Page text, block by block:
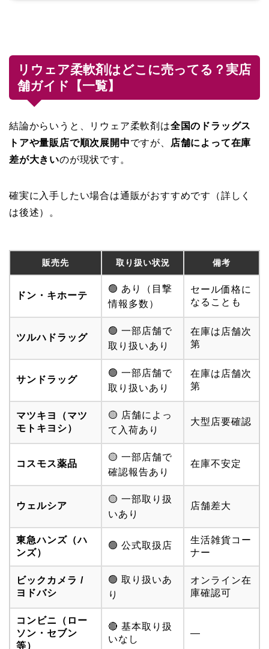
リウェア柔軟剤はどこに売ってる？実店
舗ガイド【一覧】
結論からいうと、リウェア柔軟剤は全国のドラッグス
トアや量販店で順次展開中ですが、
店舗によって在庫
差が大きいのが現状です。
確実に入手したい場合は通販がおすすめです（詳しく
は後述）。
販売先 取り扱い状況 備考
ドン・キホーテ
🟢 あり（目撃
情報多数）
セール価格に
なることも
ツルハドラッグ
🟢 一部店舗で
取り扱いあり
在庫は店舗次
第
サンドラッグ
🟢 一部店舗で
取り扱いあり
在庫は店舗次
第
マツキヨ（マツ
モトキヨシ）
🟡 店舗によっ
て入荷あり
大型店要確認
コスモス薬品
🟡 一部店舗で
確認報告あり
在庫不安定
ウェルシア
🟡 一部取り扱
いあり
店舗差大
東急ハンズ（ハ
ンズ）
🟢 公式取扱店
生活雑貨コー
ナー
ビックカメラ /
ヨドバシ
🟢 取り扱いあ
り
オンライン在
庫確認可
コンビニ（ロー
ソン・セブン
等）
🔴 基本取り扱
いなし
—